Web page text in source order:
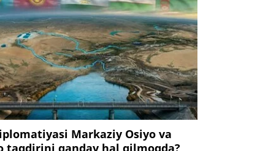
Markaziy Osiyo va